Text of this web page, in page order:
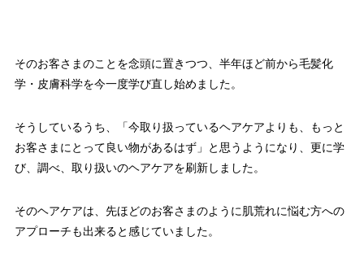
そのお客さまのことを念頭に置きつつ、半年ほど前から毛髪化
学・ 皮膚科学を今一度学び直し始めました。
そうしているうち、「今取り扱っているヘアケアよりも、
もっと
お客さまにとって良い物があるはず」と思うようになり、 更に学
び、調べ、取り扱いのヘアケアを刷新しました。
そのヘアケアは、 先ほどのお客さまのように肌荒れに悩む方への
アプローチも出来ると感じていました。